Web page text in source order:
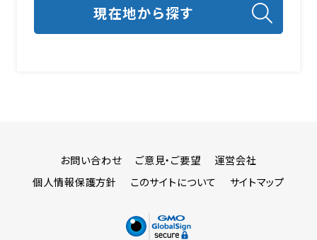
お問い合わせ ご意見・ご要望
運営会社
個人情報保護方針
このサイトについて サイトマップ